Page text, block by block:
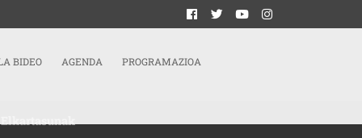
BIDEO AGENDA PROGRAMAZIOA